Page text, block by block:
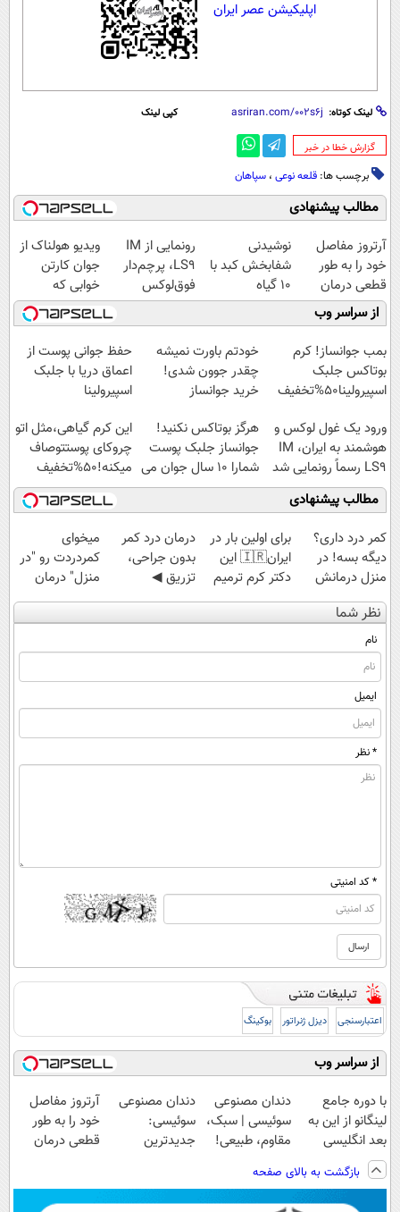
اپلیکیشن عصر ایران
لینک کوتاه: کپی لینک
‌گزارش خطا در خبر
برچسب ها: قلعه نوعی ، سپاهان
مطالب پیشنهادی
آرتروز مفاصل
خود را به طور
قطعی درمان
کنید!
◗پرسش‌نامه◖
نوشیدنی
شفابخش کبد با
10 گیاه
موثر(تخفیف تا
امشب)
رونمایی از IM
LS9، پرچم‌دار
فوق‌لوکس
EREV وارد بازار
ایران شد
ویدیو هولناک از
جوان کارتن
خوابی که
میلیاردر شد.
آموزش رایگان
از سراسر وب
بمب جوانساز! کرم
بوتاکس جلبک
اسپیرولینا50%تخفیف
خودتم باورت نمیشه
چقدر جوون شدی!
خرید جوانساز
ویژه
حفظ جوانی پوست از
اعماق دریا با جلبک
اسپیرولینا
ورود یک غول لوکس و
هوشمند به ایران، IM
LS9 رسماً رونمایی شد
هرگز بوتاکس نکنید!
جوانساز جلبک پوست
شمارا ۱۰ سال جوان می
کند
این کرم گیاهی،مثل اتو
چروکای پوستتوصاف
میکنه!50%تخفیف
مطالب پیشنهادی
کمر درد داری؟
دیگه بسه! در
منزل درمانش
کن
(◀پرسش‌نامه)
برای اولین بار در
ایران🇮🇷 این
دکتر کرم ترمیم
کننده 23 روزه
ساخت!
درمان درد کمر
بدون جراحی،
تزریق ◀
پرسش‌نامه رو پر
کن ▶
میخوای
کمردردت رو "در
منزل" درمان
کنی؟ (◂فیلم +
◂پرسش‌نامه)
نظر شما
نام
ایمیل
* نظر
* کد امنیتی
اعتبارسنجی دیزل ژنراتور بوکینگ
از سراسر وب
با دوره جامع
لینگانو از این به
بعد انگلیسی
صحبت کن
دندان مصنوعی
سوئیسی | سبک،
مقاوم، طبیعی!
رایگان+پرداخت
اقساطی😍
دندان مصنوعی
سوئیسی:
جدیدترین
پرداخت قسطی
آرتروز مفاصل
خود را به طور
قطعی درمان
بازگشت به بالای صفحه